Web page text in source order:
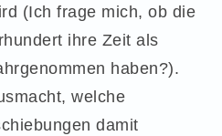
(Ich frage mich, ob die
ihre Zeit als
haben?).
welche
damit